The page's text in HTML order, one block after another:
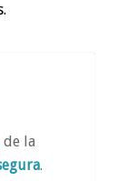
de la
.